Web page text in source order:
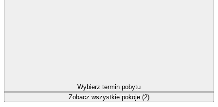
Wybierz termin pobytu
Zobacz wszystkie pokoje (2)